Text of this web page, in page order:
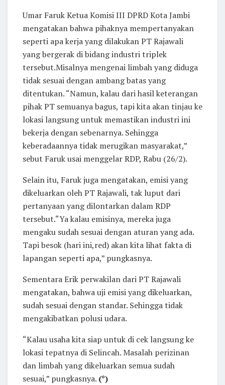
Umar Faruk Ketua Komisi III DPRD Kota Jambi
mengatakan bahwa pihaknya mempertanyakan
seperti apa kerja yang dilakukan PT Rajawali
yang bergerak di bidang industri triplek
tersebut.Misalnya mengenai limbah yang diduga
tidak sesuai dengan ambang batas yang
ditentukan. “Namun, kalau dari hasil keterangan
pihak PT semuanya bagus, tapi kita akan tinjau ke
lokasi langsung untuk memastikan industri ini
bekerja dengan sebenarnya. Sehingga
keberadaannya tidak merugikan masyarakat,”
sebut Faruk usai menggelar RDP, Rabu (26/2).
Selain itu, Faruk juga mengatakan, emisi yang
dikeluarkan oleh PT Rajawali, tak luput dari
pertanyaan yang dilontarkan dalam RDP
tersebut.“Ya kalau emisinya, mereka juga
mengaku sudah sesuai dengan aturan yang ada.
Tapi besok (hari ini,red) akan kita lihat fakta di
lapangan seperti apa,” pungkasnya.
Sementara Erik perwakilan dari PT Rajawali
mengatakan, bahwa uji emisi yang dikeluarkan,
sudah sesuai dengan standar. Sehingga tidak
mengakibatkan polusi udara.
“Kalau usaha kita siap untuk di cek langsung ke
lokasi tepatnya di Selincah. Masalah perizinan
dan limbah yang dikeluarkan semua sudah
sesuai,” pungkasnya. (*)